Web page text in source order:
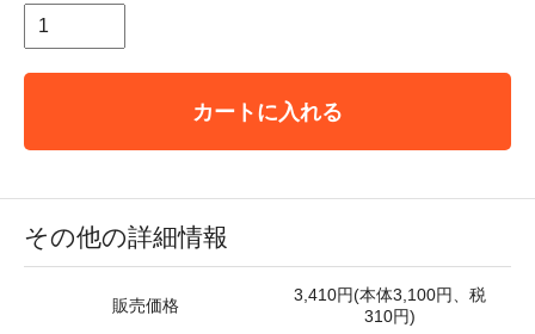
カートに入れる
その他の詳細情報
販売価格
3,410円(本体3,100円、税
310円)